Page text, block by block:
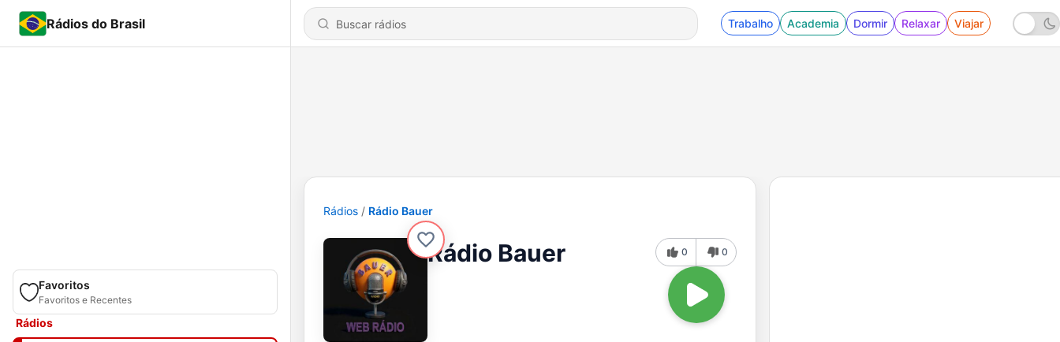
Rádios do Brasil Trabalho Academia Dormir Relaxar Viajar
Favoritos
Favoritos e Recentes
Rádios
Rádios Rádio Bauer
Rádio Bauer 0 0